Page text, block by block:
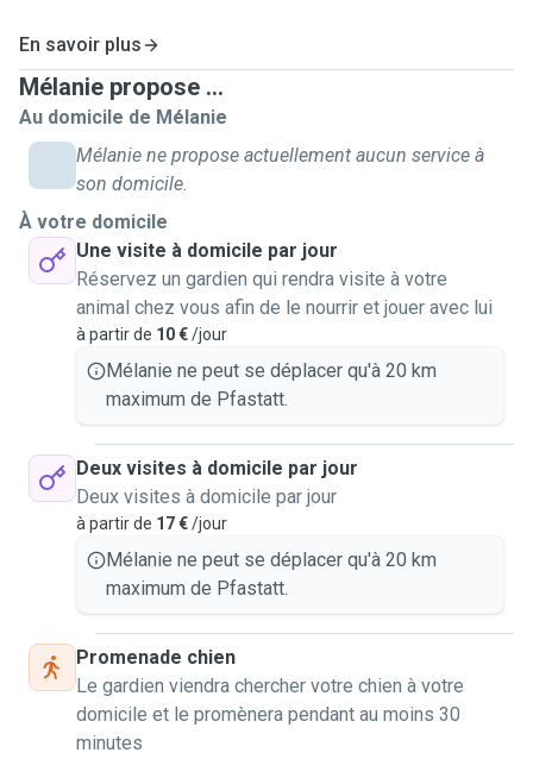
En savoir plus
Mélanie propose ...
Au domicile de Mélanie
Mélanie ne propose actuellement aucun service à
son domicile.
À votre domicile
Une visite à domicile par jour
Réservez un gardien qui rendra visite à votre
animal chez vous afin de le nourrir et jouer avec lui
à partir de 10 €/jour
Mélanie ne peut se déplacer qu'à 20 km
maximum de Pfastatt.
Deux visites à domicile par jour
Deux visites à domicile par jour
à partir de 17 €/jour
Mélanie ne peut se déplacer qu'à 20 km
maximum de Pfastatt.
Promenade chien
Le gardien viendra chercher votre chien à votre
domicile et le promènera pendant au moins 30
minutes